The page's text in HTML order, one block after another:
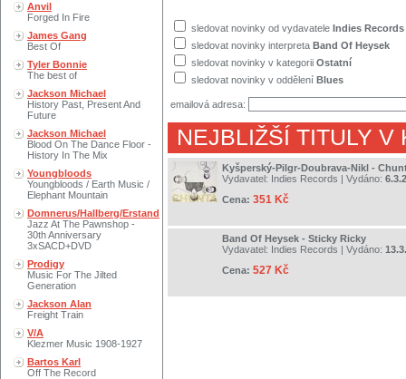
Anvil
Forged In Fire
James Gang
Best Of
Tyler Bonnie
The best of
Jackson Michael
History Past, Present And
Future
Jackson Michael
Blood On The Dance Floor -
History In The Mix
Youngbloods
Youngbloods / Earth Music /
Elephant Mountain
Domnerus/Hallberg/Erstand
Jazz At The Pawnshop -
30th Anniversary
3xSACD+DVD
Prodigy
Music For The Jilted
Generation
Jackson Alan
Freight Train
V/A
Klezmer Music 1908-1927
Bartos Karl
Off The Record
sledovat novinky od vydavatele Indies Records
sledovat novinky interpreta Band Of Heysek
sledovat novinky v kategorii Ostatní
sledovat novinky v oddělení Blues
emailová adresa:
NEJBLIŽŠÍ TITULY V
Kyšperský-Pilgr-Doubrava-Nikl -
Vydavatel: Indies Records | Vydáno:
Cena: 351 Kč
Band Of Heysek - Sticky Ricky
Vydavatel: Indies Records | Vydáno:
Cena: 527 Kč